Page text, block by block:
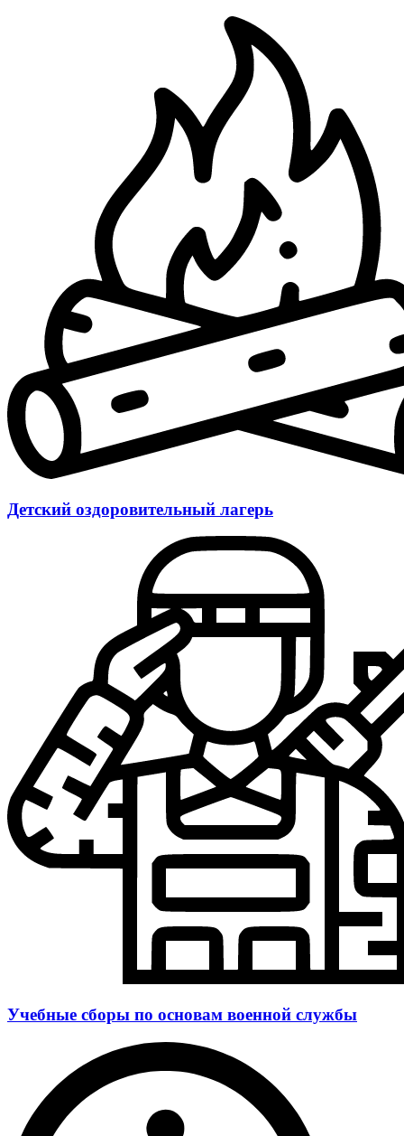
Детский оздоровительный лагерь
Учебные сборы по основам военной службы